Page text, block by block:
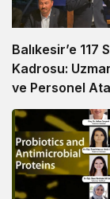
Balıkesir’e 117
Kadrosu:
ve Personel